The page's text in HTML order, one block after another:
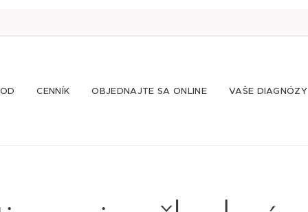
CENNÍK OBJEDNAJTE SA ONLINE VAŠE DIAGNÓZY